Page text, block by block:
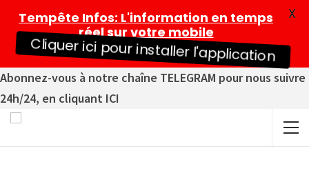
Abonnez-vous à notre chaîne TELEGRAM pour nous suivre
24h/24, en cliquant ICI
Tempête Infos: L'information en temps
réel sur votre mobile
Cliquer ici pour installer l'application
X